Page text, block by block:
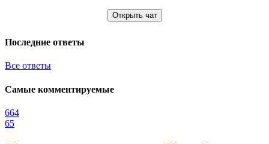
Открыть чат
Последние ответы
Все ответы
Самые комментируемые
664
65